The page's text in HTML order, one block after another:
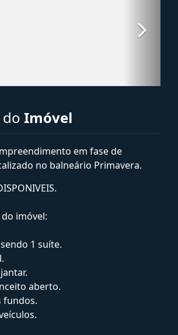
do Imóvel
em fase de
no balneário Primavera.
imóvel:
1 suíte.
aberto.
fundos.